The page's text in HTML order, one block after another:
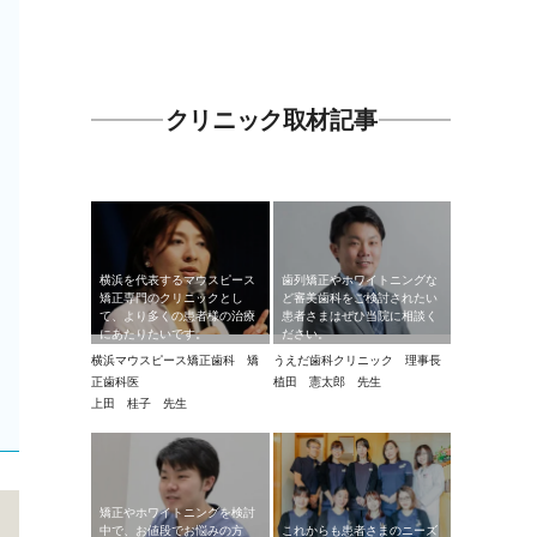
クリニック取材記事
横浜を代表するマウスピース
矯正専門のクリニックとし
て、より多くの患者様の治療
にあたりたいです。
横浜マウスピース矯正歯科 矯
正歯科医
上田 桂子 先生
歯列矯正やホワイトニングな
ど審美歯科をご検討されたい
患者さまはぜひ当院に相談く
ださい。
うえだ歯科クリニック 理事長
植田 憲太郎 先生
矯正やホワイトニングを検討
中で、お値段でお悩みの方
これからも患者さまのニーズ